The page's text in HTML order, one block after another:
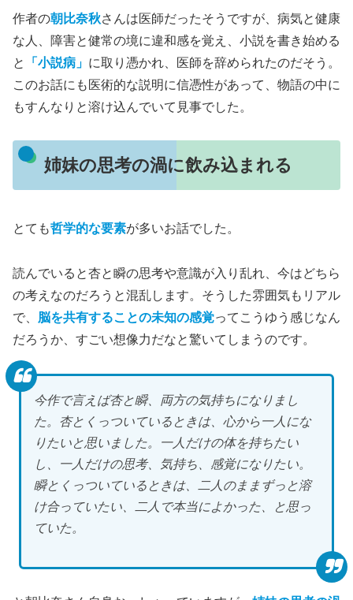
作者の朝比奈秋さんは医師だったそうですが、病気と健康
な人、障害と健常の境に違和感を覚え、小説を書き始める
と
「小説病」 に取り憑かれ、医師を辞められたのだそう。
このお話にも医術的な説明に信憑性があって、物語の中に
もすんなりと溶け込んでいて見事でした。
姉妹の思考の渦に飲み込まれる
とても哲学的な要素が多いお話でした。
読んでいると杏と瞬の思考や意識が入り乱れ、今はどちら
の考えなのだろうと混乱します。そうした雰囲気もリアル
で、 脳を共有することの未知の感覚ってこうゆう感じなん
だろうか、すごい想像力だなと驚いてしまうのです。
今作で言えば杏と瞬、両方の気持ちになりまし
た。杏とくっついているときは、心から一人にな
りたいと思いました。一人だけの体を持ちたい
し、一人だけの思考、気持ち、感覚になりたい。
瞬とくっついているときは、二人のままずっと溶
け合っていたい、二人で本当によかった、と思っ
ていた。